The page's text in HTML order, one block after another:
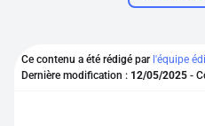
Se connecter
Ce contenu a été rédigé par l'équipe
Dernière modification : 12/05/2025 -